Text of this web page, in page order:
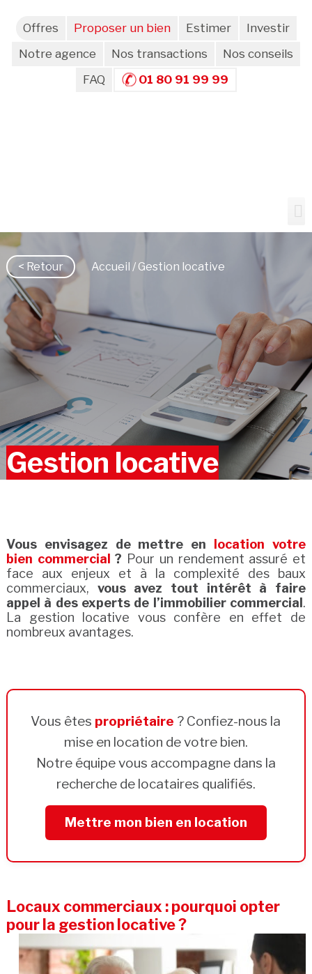
Offres Proposer un bien Estimer
Investir
Notre agence
Nos transactions
Nos conseils
FAQ
01 80 91 99 99
< Retour Accueil / Gestion locative
Gestion locative
Vous envisagez de mettre en
location votre
bien commercial ? Pour un rendement assuré et
face aux enjeux et à la complexité des baux
commerciaux, vous avez tout intérêt à faire
appel à des experts de l’immobilier commercial .
La gestion locative vous confère en effet de
nombreux avantages.
Vous êtes propriétaire ? Confiez-nous la
mise en location de votre bien.
Notre équipe vous accompagne dans la
recherche de locataires qualifiés.
Mettre mon bien en location
Locaux commerciaux : pourquoi opter
pour la gestion locative ?